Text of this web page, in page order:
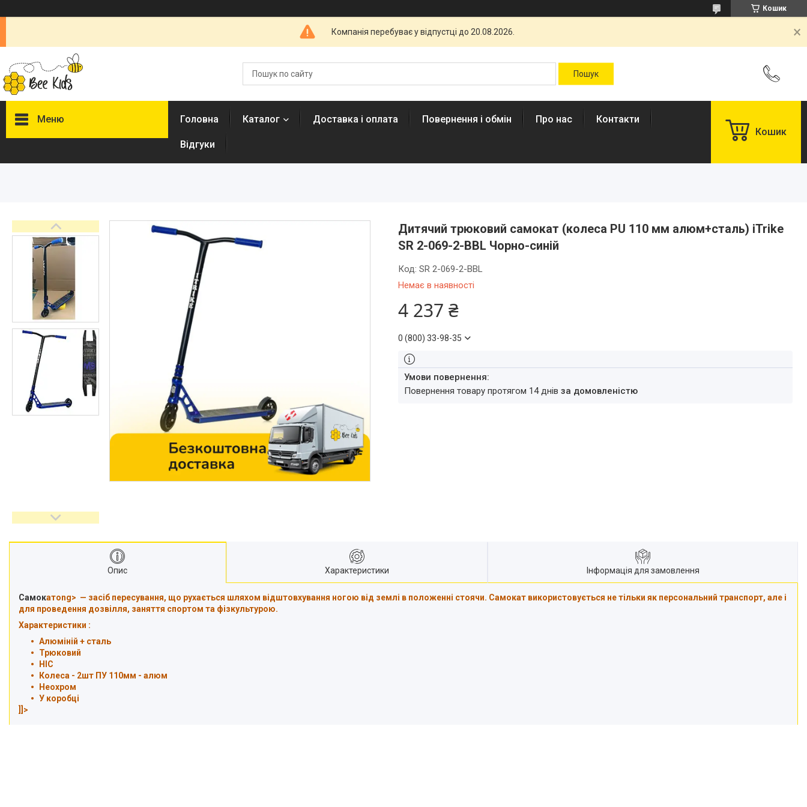
Кошик
Компанія перебуває у відпустці до 20.08.2026.
Меню
Документи
Відгуки
Контакти
Головна Каталог Доставка і оплата Повернення і обмін Про нас Контакти
Відгуки
Кошик
Дитячий трюковий самокат (колеса PU 110 мм алюм+сталь) iTrike
SR 2-069-2-BBL Чорно-синій
Немає в наявності
Код: SR 2-069-2-BBL
4 237 ₴
0 (800) 33-98-35
повернення товару протягом 14 днів за домовленістю
Опис Характеристики Інформація для замовлення
Самокатong> — засіб пересування, що рухається шляхом відштовхування ногою від землі в положенні стоячи. Самокат використовується не тільки як персональний транспорт, але і
для проведення дозвілля, заняття спортом та фізкультурою.
Характеристики :
Алюміній + сталь
Трюковий
HIC
Колеса - 2шт ПУ 110мм - алюм
Неохром
У коробці
]]>